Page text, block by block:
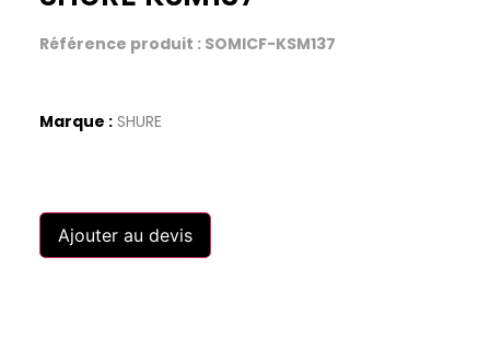
Référence produit : SOMICF-KSM137
Marque : SHURE
Ajouter au devis